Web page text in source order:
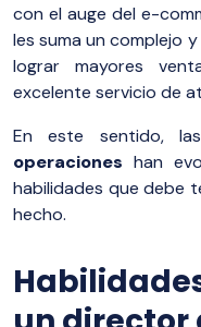
con el auge del e-
les suma un complejo
lograr mayores
excelente servicio de
En este sentido,
operaciones han
habilidades que debe
hecho.